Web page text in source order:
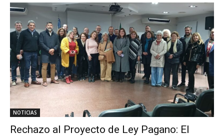
NOTICIAS
Rechazo al Proyecto de Ley Pagano: El